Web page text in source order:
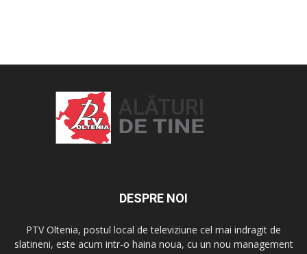
DESPRE NOI
PTV Oltenia, postul local de televiziune cel mai indragit de
slatineni, este acum intr-o haina noua, cu un nou management